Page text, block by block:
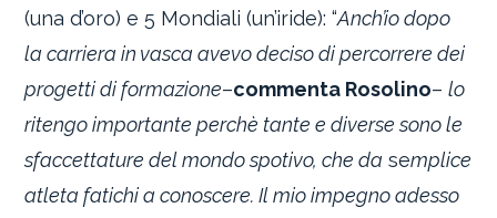
(una d’oro) e 5 Mondiali (un’iride): “Anch’io dopo
la carriera in vasca avevo deciso di percorrere dei
progetti di formazione–commenta Rosolino–lo
ritengo importante perchè tante e diverse sono le
sfaccettature del mondo spotivo, che da semplice
atleta fatichi a conoscere. Il mio impegno adesso